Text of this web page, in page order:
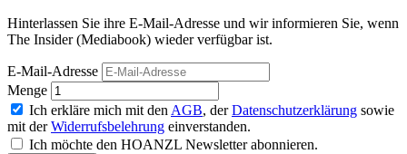
Hinterlassen Sie ihre E-Mail-Adresse und wir informieren Sie, wenn
The Insider (Mediabook) wieder verfügbar ist.
E-Mail-Adresse
Menge
Ich erkläre mich mit den AGB, derDatenschutzerklärung sowie
mit derWiderrufsbelehrung einverstanden.
Ich möchte den HOANZL Newsletter abonnieren.